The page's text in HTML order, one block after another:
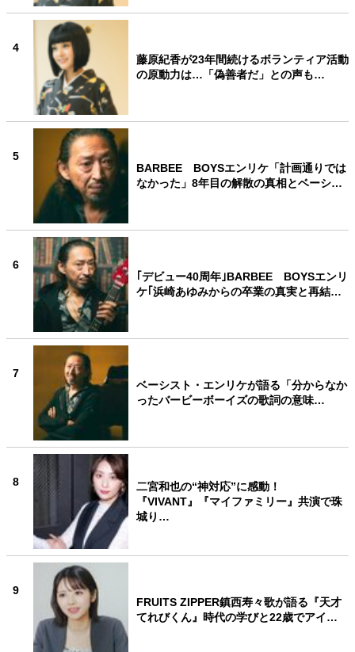
4
藤原紀香が23年間続けるボランティア活動
の原動力は…「偽善者だ」との声も…
5
BARBEE BOYSエンリケ「計画通りでは
なかった」8年目の解散の真相とベーシ…
6
｢デビュー40周年｣BARBEE BOYSエンリ
ケ｢浜崎あゆみからの卒業の真実と再結…
7
ベーシスト・エンリケが語る「分からなか
ったバービーボーイズの歌詞の意味…
8
二宮和也の“神対応”に感動！
『VIVANT』『マイファミリー』共演で珠
城り…
9
FRUITS ZIPPER鎮西寿々歌が語る『天才
てれびくん』時代の学びと22歳でアイ…